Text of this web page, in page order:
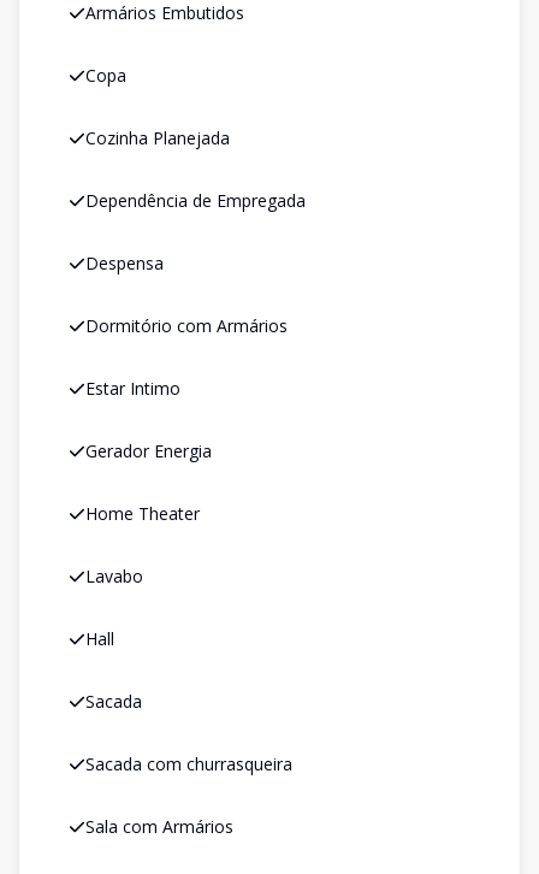
Armários Embutidos
Copa
Cozinha Planejada
Dependência de Empregada
Despensa
Dormitório com Armários
Estar Intimo
Gerador Energia
Home Theater
Lavabo
Hall
Sacada
Sacada com churrasqueira
Sala com Armários